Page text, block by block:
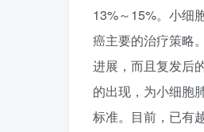
13%～15%。小细
癌主要的治疗策略
进展，而且复发后
的出现，为小细胞
标准。目前，已有